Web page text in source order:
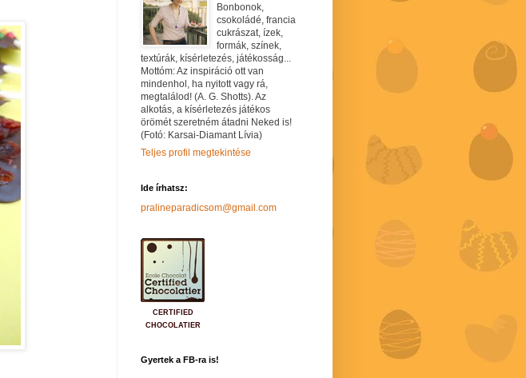
Bonbonok,
csokoládé, francia
cukrászat, ízek,
formák, színek,
textúrák, kísérletezés, játékosság...
Mottóm: Az inspiráció ott van
mindenhol, ha nyitott vagy rá,
megtalálod! (A. G. Shotts). Az
alkotás, a kísérletezés játékos
örömét szeretném átadni Neked is!
(Fotó: Karsai-Diamant Lívia)
Teljes profil megtekintése
Ide írhatsz:
pralineparadicsom@gmail.com
CERTIFIED
CHOCOLATIER
Gyertek a FB-ra is!